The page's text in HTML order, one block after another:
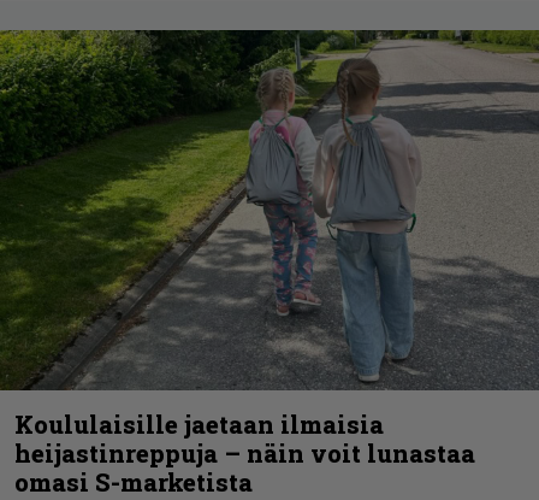
Koululaisille jaetaan ilmaisia
heijastinreppuja – näin voit lunastaa
omasi S-marketista